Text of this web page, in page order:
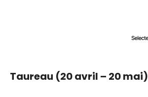
Taureau (20 avril – 20 mai)